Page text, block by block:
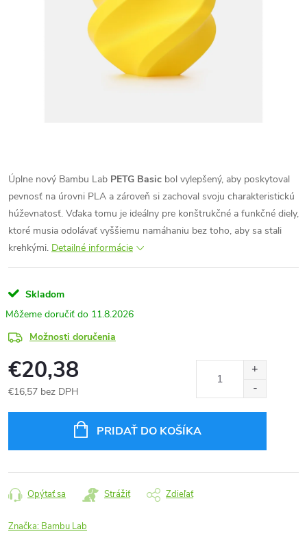
Úplne nový Bambu Lab PETG Basic bol vylepšený, aby poskytoval
pevnosť na úrovni PLA a zároveň si zachoval svoju charakteristickú
húževnatosť. Vďaka tomu je ideálny pre konštrukčné a funkčné diely,
ktoré musia odolávať vyššiemu namáhaniu bez toho, aby sa stali
krehkými. Detailné informácie
Skladom
11.8.2026
Možnosti doručenia
€20,38
€16,57 bez DPH
PRIDAŤ DO KOŠÍKA
Opýtať sa Strážiť Zdieľať
Značka: Bambu Lab